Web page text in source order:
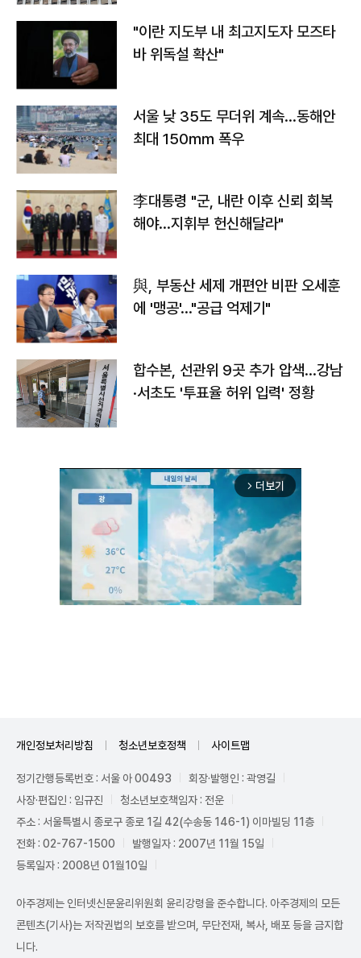
"이란 지도부 내 최고지도자 모즈타
바 위독설 확산"
서울 낮 35도 무더위 계속…동해안
최대 150㎜ 폭우
李대통령 "군, 내란 이후 신뢰 회복
해야…지휘부 헌신해달라"
與, 부동산 세제 개편안 비판 오세훈
에 '맹공'…"공급 억제기"
합수본, 선관위 9곳 추가 압색…강남
·서초도 '투표율 허위 입력' 정황
arrow_forward_ios 더보기
개인정보처리방침 청소년보호정책 사이트맵
정기간행등록번호 : 서울 아 00493
회장·발행인 : 곽영길
사장·편집인 : 임규진
청소년보호책임자 : 전운
주소 : 서울특별시 종로구 종로 1길 42(수송동 146-1) 이마빌딩 11층
전화 : 02-767-1500
발행일자 : 2007년 11월 15일
등록일자 : 2008년 01월10일
아주경제는 인터넷신문윤리위원회 윤리강령을 준수합니다. 아주경제의 모든
콘텐츠(기사)는 저작권법의 보호를 받으며, 무단전재, 복사, 배포 등을 금지합
니다.